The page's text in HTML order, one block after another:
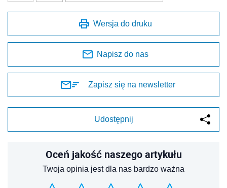
Wersja do druku
Napisz do nas
Zapisz się na newsletter
Udostępnij
Oceń jakość naszego artykułu
Twoja opinia jest dla nas bardzo ważna